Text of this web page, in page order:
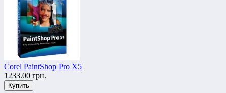
Corel PaintShop Pro X5
1233.00 грн.